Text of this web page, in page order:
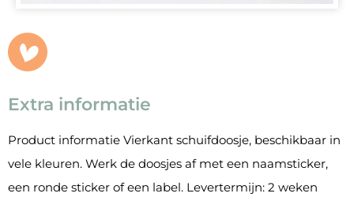
Extra informatie
Product informatie Vierkant schuifdoosje, beschikbaar in
vele kleuren. Werk de doosjes af met een naamsticker,
een ronde sticker of een label. Levertermijn: 2 weken